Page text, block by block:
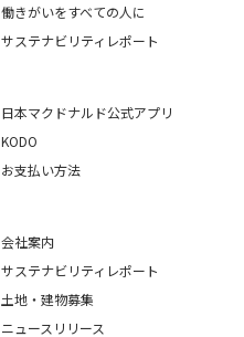
働きがいをすべての人に
サステナビリティレポート
日本マクドナルド公式アプリ
KODO
お支払い方法
会社案内
サステナビリティレポート
土地・建物募集
ニュースリリース